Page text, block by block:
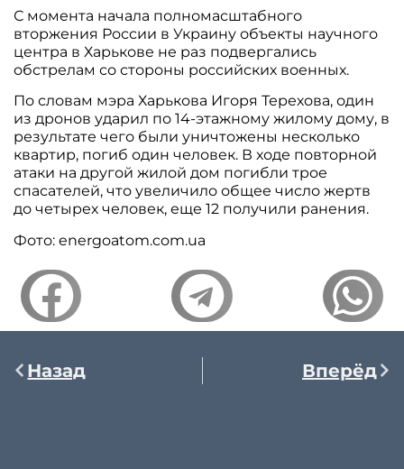
С момента начала полномасштабного
вторжения России в Украину объекты научного
центра в Харькове не раз подвергались
обстрелам со стороны российских военных.
По словам мэра Харькова Игоря Терехова, один
из дронов ударил по 14-этажному жилому дому, в
результате чего были уничтожены несколько
квартир, погиб один человек. В ходе повторной
атаки на другой жилой дом погибли трое
спасателей, что увеличило общее число жертв
до четырех человек, еще 12 получили ранения.
Фото: energoatom.com.ua
Назад Вперёд